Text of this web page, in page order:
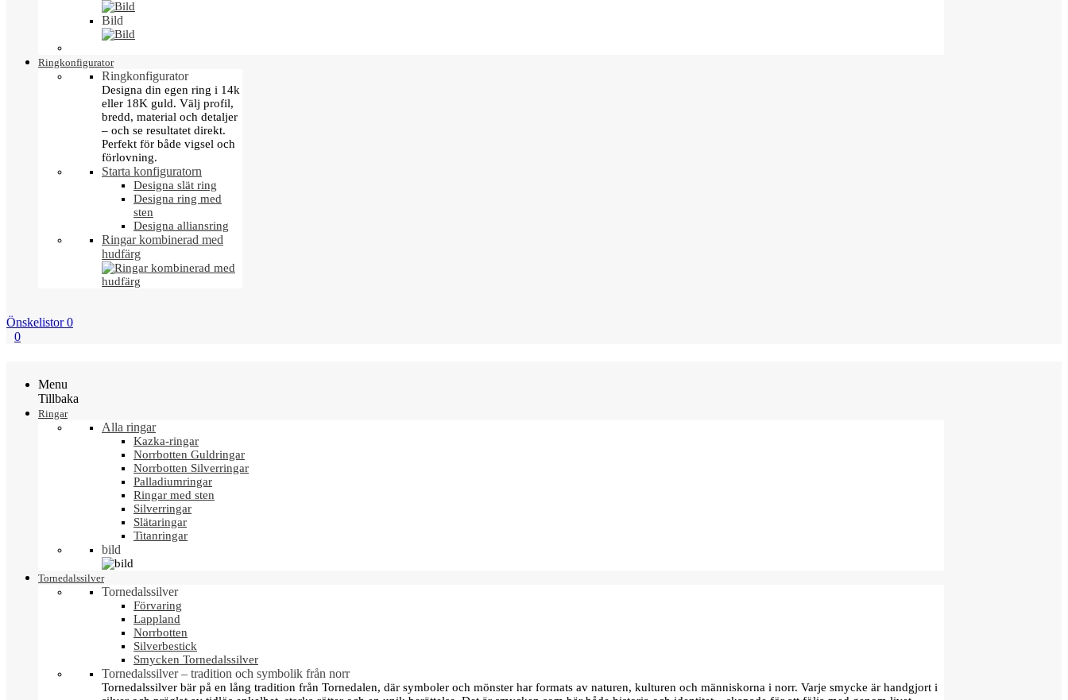
Bild
Ringkonfigurator
Ringkonfigurator
Designa din egen ring i 14k
eller 18K guld. Välj profil,
bredd, material och detaljer
– och se resultatet direkt.
Perfekt för både vigsel och
förlovning.
Starta konfiguratorn
Designa slät ring
Designa ring med
sten
Designa alliansring
Ringar kombinerad med
hudfärg
Önskelistor 0
0
Menu
Tillbaka
Ringar
Alla ringar
Kazka-ringar
Norrbotten Guldringar
Norrbotten Silverringar
Palladiumringar
Ringar med sten
Silverringar
Slätaringar
Titanringar
bild
Tornedalssilver
Tornedalssilver
Förvaring
Lappland
Norrbotten
Silverbestick
Smycken Tornedalssilver
Tornedalssilver – tradition och symbolik från norr
Tornedalssilver bär på en lång tradition från Tornedalen, där symboler och mönster har formats av naturen, kulturen och människorna i norr. Varje smycke är handgjort i